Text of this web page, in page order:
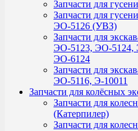
Запчасти для
Запчасти для
ЭО-5126 (УВЗ)
Запчасти для
ЭО-5123, ЭО-5124,
ЭО-6124
Запчасти для
ЭО-5116, Э-10011
Запчасти для колёсных
Запчасти для
(Катерпилер)
Запчасти для